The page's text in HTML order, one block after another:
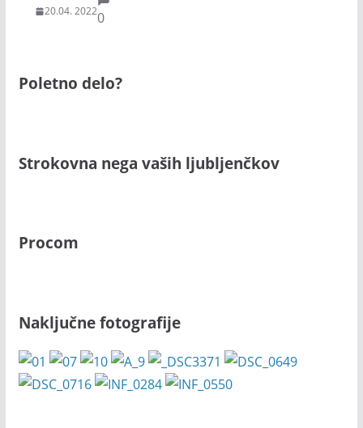
20.04. 20220
Poletno delo?
Strokovna nega vaših ljubljenčkov
Procom
Naključne fotografije